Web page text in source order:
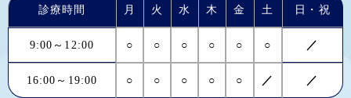
診療時間 月 火 水 木 金 土 日・祝
9:00～12:00 ○ ○ ○ ○ ○ ○ ／
16:00～19:00 ○ ○ ○ ○ ○ ／ ／